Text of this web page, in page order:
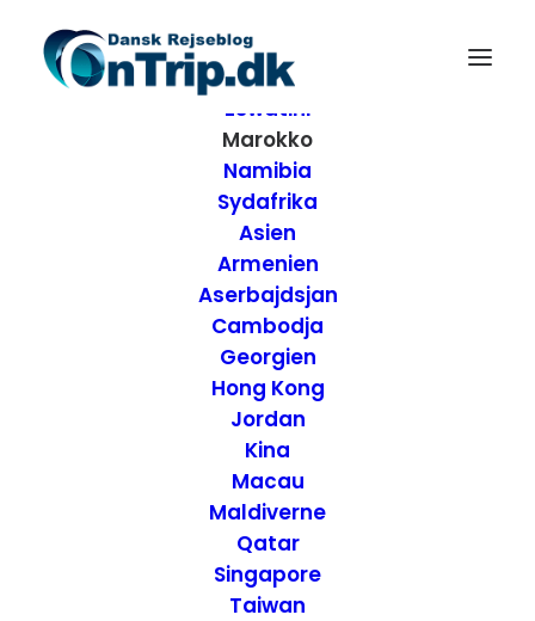
Destinationer
Afrika
Eswatini
Marokko
Namibia
Sydafrika
Asien
Armenien
Aserbajdsjan
Cambodja
Georgien
Hong Kong
Jordan
Kina
Macau
Maldiverne
Qatar
Singapore
Taiwan
Anmeldelse af 16
Cafe – Marrakech,
Marokko